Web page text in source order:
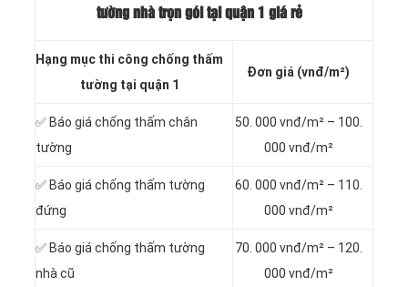
tường nhà trọn gói tại quận 1 giá rẻ
Hạng mục thi công chống thấm
tường tại quận 1
Đơn giá (vnđ/m²)
✅ Báo giá chống thấm chân
tường
50. 000 vnđ/m² – 100.
000 vnđ/m²
✅ Báo giá chống thấm tường
đứng
60. 000 vnđ/m² – 110.
000 vnđ/m²
✅ Báo giá chống thấm tường
nhà cũ
70. 000 vnđ/m² – 120.
000 vnđ/m²